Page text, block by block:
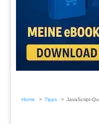
Home Tipps JavaScript-